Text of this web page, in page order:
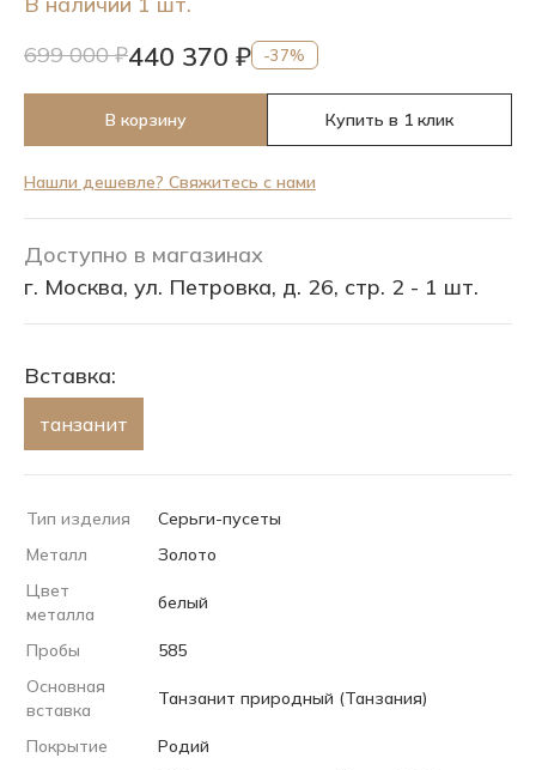
699 000 ₽440 370 ₽ -37%
В корзину Купить в 1 клик
Нашли дешевле? Свяжитесь с нами
Доступно в магазинах
г. Москва, ул. Петровка, д. 26, стр. 2 - 1 шт.
Вставка:
танзанит
Тип изделия
Серьги-пусеты
Металл
Золото
Цвет
металла
белый
Пробы
585
Основная
вставка
Танзанит природный (Танзания)
Покрытие Родий